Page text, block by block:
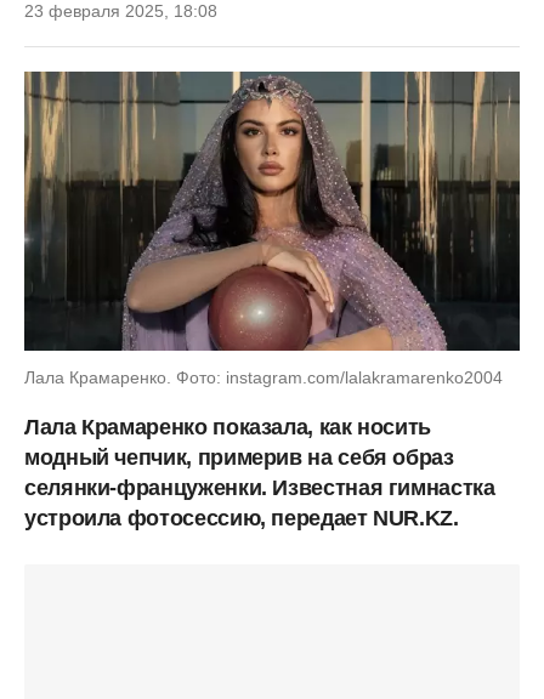
23 февраля 2025, 18:08
Лала Крамаренко. Фото: instagram.com/lalakramarenko2004
Лала Крамаренко показала, как носить
модный чепчик, примерив на себя образ
селянки-француженки. Известная гимнастка
устроила фотосессию, передает NUR.KZ.